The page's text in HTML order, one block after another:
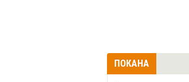
ПОКАНА